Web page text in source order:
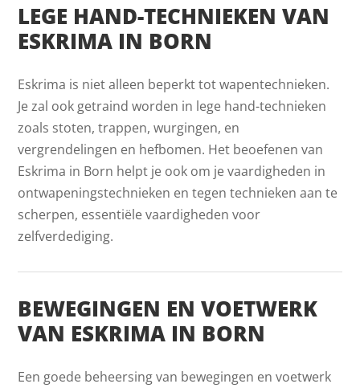
LEGE HAND-TECHNIEKEN VAN
ESKRIMA IN BORN
Eskrima is niet alleen beperkt tot wapentechnieken.
Je zal ook getraind worden in lege hand-technieken
zoals stoten, trappen, wurgingen, en
vergrendelingen en hefbomen. Het beoefenen van
Eskrima in Born helpt je ook om je vaardigheden in
ontwapeningstechnieken en tegen technieken aan te
scherpen, essentiële vaardigheden voor
zelfverdediging.
BEWEGINGEN EN VOETWERK
VAN ESKRIMA IN BORN
Een goede beheersing van bewegingen en voetwerk